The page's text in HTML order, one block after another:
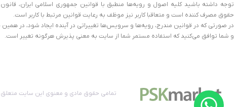
وزن
توجه داشته باشید کلیه اصول و رویه‏‌ها منطبق با قوانین جمهوری اسلامی ایران،
حقوق مصرف کننده است و متعاقبا کاربر نیز موظف به رعایت قوانین مرتبط با کاربر است.
در صورتی که در قوانین مندرج، رویه‏‌ها و سرویس‏‌ها تغییراتی در آینده ایجاد شود، در
و شما توافق می‏‌کنید که استفاده مستمر شما از سایت به معنی پذیرش هرگونه تغییر است.
تمامی حقوق مادی و معنوی این سایت متعلق